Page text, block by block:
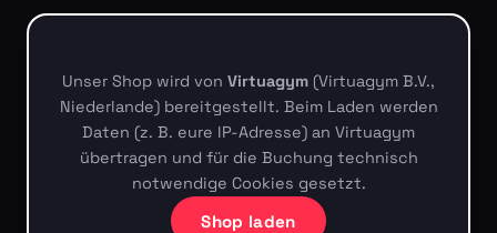
Unser Shop wird von Virtuagym (Virtuagym B.V.,
Niederlande) bereitgestellt. Beim Laden werden
Daten (z. B. eure IP-Adresse) an Virtuagym
übertragen und für die Buchung technisch
notwendige Cookies gesetzt.
Shop laden